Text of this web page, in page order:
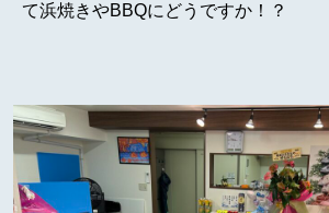
て浜焼きやBBQにどうですか！？